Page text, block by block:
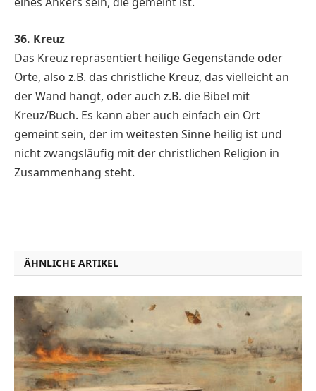
36. Kreuz
Das Kreuz repräsentiert heilige Gegenstände oder
Orte, also z.B. das christliche Kreuz, das vielleicht an
der Wand hängt, oder auch z.B. die Bibel mit
Kreuz/Buch. Es kann aber auch einfach ein Ort
gemeint sein, der im weitesten Sinne heilig ist und
nicht zwangsläufig mit der christlichen Religion in
Zusammenhang steht.
ÄHNLICHE ARTIKEL